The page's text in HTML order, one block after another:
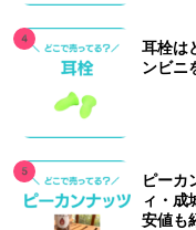
耳栓は
ンビニ
ピーカ
ィ・成
安値も